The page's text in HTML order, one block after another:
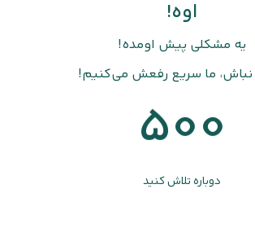
اوه!
یه مشکلی پیش اومده!
نباش، ما سریع رفعش می‌کنیم!
500
دوباره تلاش کنید